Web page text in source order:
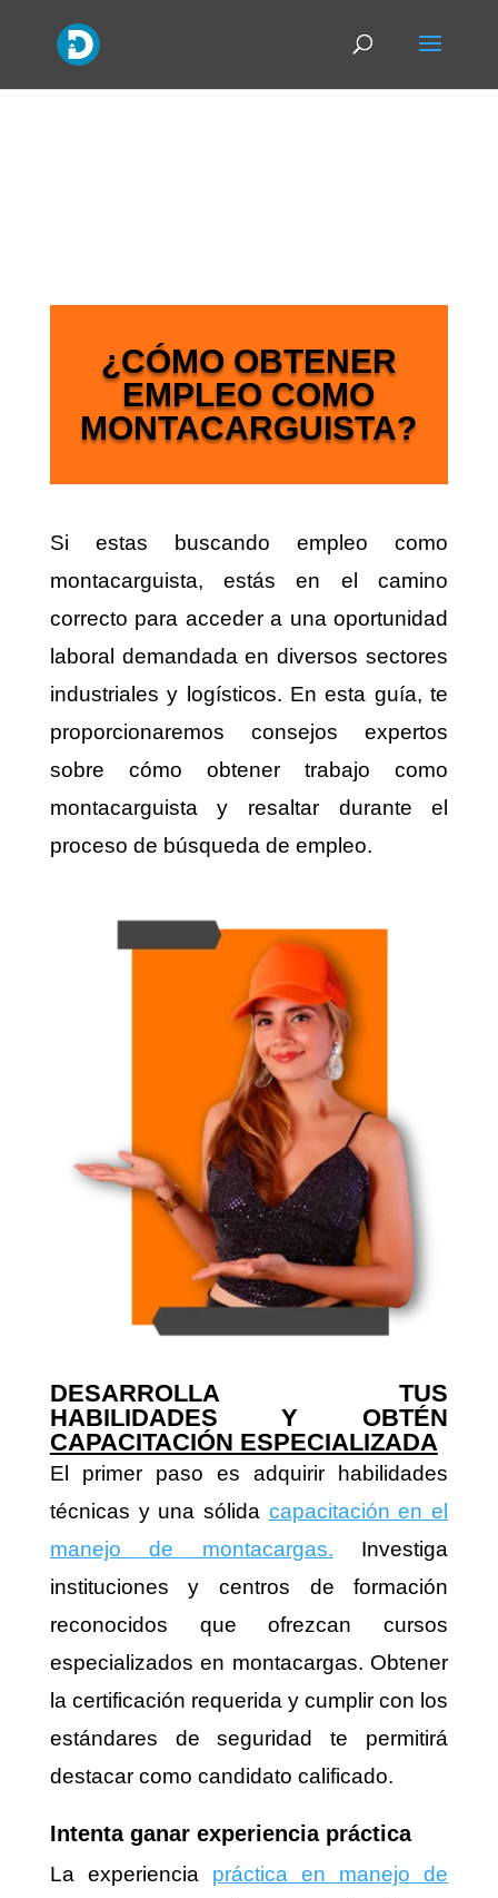
¿CÓMO OBTENER
EMPLEO COMO
MONTACARGUISTA?
Si estas buscando empleo como
montacarguista, estás en el camino
correcto para acceder a una oportunidad
laboral demandada en diversos sectores
industriales y logísticos. En esta guía, te
proporcionaremos consejos expertos
sobre cómo obtener trabajo como
montacarguista y resaltar durante el
proceso de búsqueda de empleo.
DESARROLLA TUS
HABILIDADES Y OBTÉN
CAPACITACIÓN ESPECIALIZADA
El primer paso es adquirir habilidades
técnicas y una sólida capacitación en el
manejo de montacargas. Investiga
instituciones y centros de formación
reconocidos que ofrezcan cursos
especializados en montacargas. Obtener
la certificación requerida y cumplir con los
estándares de seguridad te permitirá
destacar como candidato calificado.
Intenta ganar experiencia práctica
La experiencia práctica en manejo de